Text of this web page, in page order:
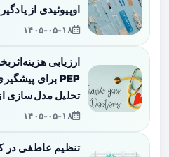
اوپیوئیدی از
۱۴۰۵-۰۵-۱۸
تحلیل مدل‌سازی
۱۴۰۵-۰۵-۱۸
تنظیم عاطفی در